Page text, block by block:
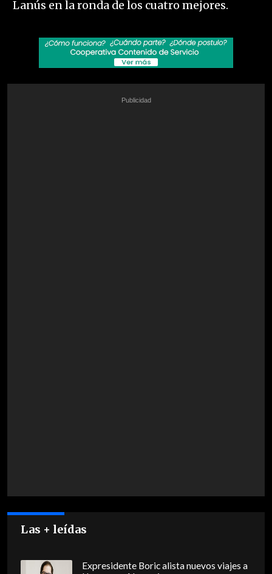
Lanús en la ronda de los cuatro mejores.
Las + leídas
Expresidente Boric alista nuevos viajes a